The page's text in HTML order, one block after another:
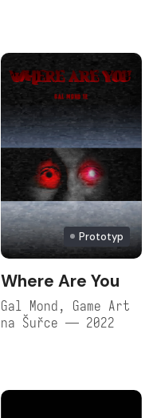
Prototyp
Where Are You
Gal Mond, Game Art
na Šuřce — 2022